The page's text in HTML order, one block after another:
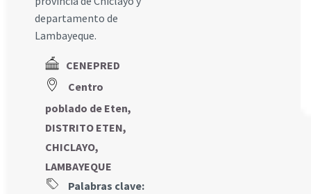
departamento de
Lambayeque.
CENEPRED
Centro
poblado de Eten,
DISTRITO ETEN,
CHICLAYO,
LAMBAYEQUE
Palabras clave: